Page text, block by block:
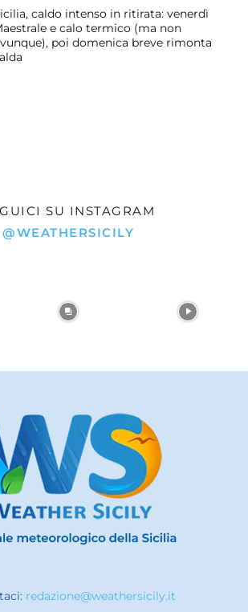
caldo intenso in ritirata: venerdì
e calo termico (ma non
poi domenica breve rimonta
SU INSTAGRAM
@WEATHERSICILY
redazione@weathersicily.it